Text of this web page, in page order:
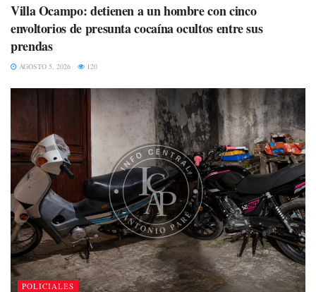
Villa Ocampo: detienen a un hombre con cinco
envoltorios de presunta cocaína ocultos entre sus
prendas
AGOSTO 5, 2026 120
POLICIALES